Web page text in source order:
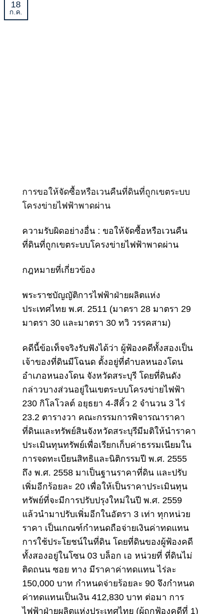
18
ก.ค.
การขอให้จัดซื้อหรือเวนคืนที่ดินที่ถูกเขตระบบ
โครงข่ายไฟฟ้าพาดผ่าน
ความรับผิดอย่างอื่น : ขอให้จัดซื้อหรือเวนคืน
ที่ดินที่ถูกเขตระบบโครงข่ายไฟฟ้าพาดผ่าน
กฎหมายที่เกี่ยวข้อง
พระราชบัญญัติการไฟฟ้าฝ่ายผลิตแห่ง
ประเทศไทย พ.ศ. 2511 (มาตรา 28 มาตรา 29
มาตรา 30 และมาตรา 30 ทวิ วรรคสาม)
คดีนี้ข้อเท็จจริงรับฟังได้ว่า ผู้ฟ้องคดีทั้งสองเป็น
เจ้าของที่ดินมีโฉนด ตั้งอยู่ที่ตำบลหนองโดน
อำเภอหนองโดน จังหวัดสระบุรี โดยที่ดินดัง
กล่าวบางส่วนอยู่ในเขตระบบโครงข่ายไฟฟ้า
230 กิโลโวลต์ อยุธยา 4-สีคิ้ว 2 จำนวน 3 ไร่
23.2 ตารางวา คณะกรรมการพิจารณาราคา
ที่ดินและทรัพย์สินจังหวัดสระบุรีมีมติให้นำราคา
ประเมินทุนทรัพย์เพื่อเรียกเก็บค่าธรรมเนียมใน
การจดทะเบียนสิทธิและนิติกรรมปี พ.ศ. 2555
ถึง พ.ศ. 2558 มาเป็นฐานราคาที่ดิน และปรับ
เพิ่มอีกร้อยละ 20 เพื่อให้เป็นราคาประเมินทุน
ทรัพย์ที่จะมีการปรับปรุงใหม่ในปี พ.ศ. 2559
แล้วนำมาปรับเพิ่มอีกในอัตรา 3 เท่า ทุกหน่วย
ราคา เป็นเกณฑ์กำหนดถือจ่ายเงินค่าทดแทน
การใช้ประโยชน์ในที่ดิน โดยที่ดินของผู้ฟ้องคดี
ทั้งสองอยู่ในโซน 03 บล็อก เอ หน่วยที่ ที่ดินไม่
ติดถนน ซอย ทาง มีราคาค่าทดแทน ไร่ละ
150,000 บาท กำหนดจ่ายร้อยละ 90 จึงกำหนด
ค่าทดแทนเป็นเงิน 412,830 บาท ต่อมา การ
ไฟฟ้าฝ่ายผลิตแห่งประเทศไทย (ผู้ถูกฟ้องคดีที่ 1)